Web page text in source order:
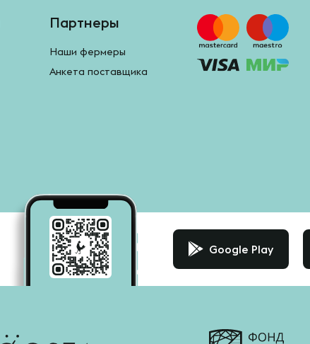
Партнеры
Наши фермеры
Анкета поставщика
Google Play